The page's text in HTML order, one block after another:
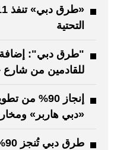
التحتية
"طرق دبي": إضافة
للقادمين من شارع
إنجاز 90%
«دبي هاربر»